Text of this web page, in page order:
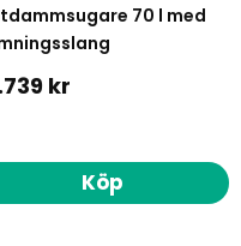
70 l med
kr
Köp